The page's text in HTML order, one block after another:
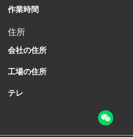
作業時間
住所
会社の住所
工場の住所
テレ